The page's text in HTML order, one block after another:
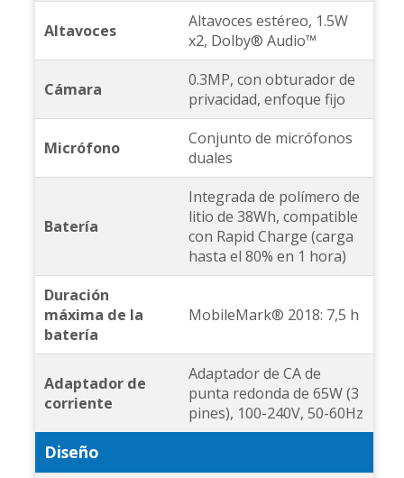
Altavoces
Altavoces estéreo, 1.5W
x2, Dolby® Audio™
Cámara
0.3MP, con obturador de
privacidad, enfoque fijo
Micrófono
Conjunto de micrófonos
duales
Batería
Integrada de polímero de
litio de 38Wh, compatible
con Rapid Charge (carga
hasta el 80% en 1 hora)
Duración
máxima de la
batería
MobileMark® 2018: 7,5 h
Adaptador de
corriente
Adaptador de CA de
punta redonda de 65W (3
pines), 100-240V, 50-60Hz
Diseño